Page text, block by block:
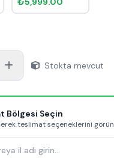
Stokta mevcut
Bölgesi Seçin
teslimat seçeneklerini görün